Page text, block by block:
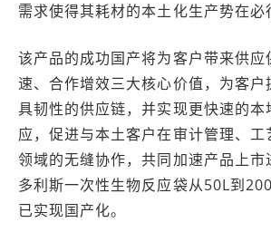
需求使得其耗材的本土化生产势在必
该产品的成功国产将为客户带来供应
速、合作增效三大核心价值，为客户
具韧性的供应链，并实现更快速的本
应，促进与本土客户在审计管理、工
领域的无缝协作，共同加速产品上市
多利斯一次性生物反应袋从50L到
已实现国产化。